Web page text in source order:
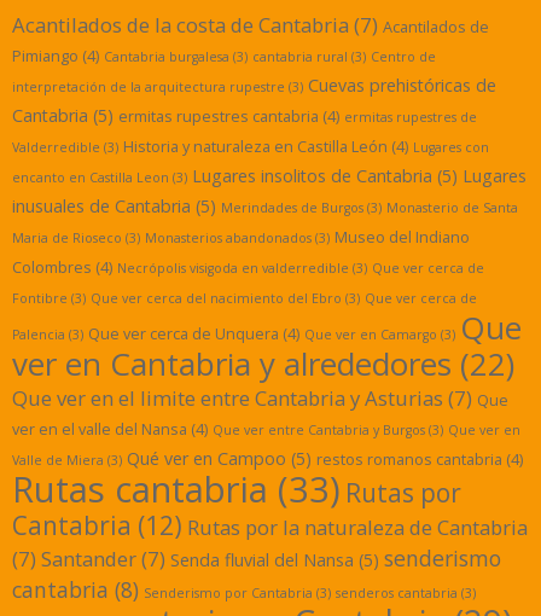
Acantilados de la costa de Cantabria (7) Acantilados de
Pimiango (4) Cantabria burgalesa (3) cantabria rural (3) Centro de
interpretación de la arquitectura rupestre (3) Cuevas prehistóricas de
Cantabria (5) ermitas rupestres cantabria (4) ermitas rupestres de
Valderredible (3) Historia y naturaleza en Castilla León (4) Lugares con
encanto en Castilla Leon (3) Lugares insolitos de Cantabria (5) Lugares
inusuales de Cantabria (5) Merindades de Burgos (3) Monasterio de Santa
Maria de Rioseco (3) Monasterios abandonados (3) Museo del Indiano
Colombres (4) Necrópolis visigoda en valderredible (3) Que ver cerca de
Fontibre (3) Que ver cerca del nacimiento del Ebro (3) Que ver cerca de
Palencia (3) Que ver cerca de Unquera (4) Que ver en Camargo (3) Que
ver en Cantabria y alrededores (22)
Que ver en el limite entre Cantabria y Asturias (7) Que
ver en el valle del Nansa (4) Que ver entre Cantabria y Burgos (3) Que ver en
Valle de Miera (3) Qué ver en Campoo (5) restos romanos cantabria (4)
Rutas cantabria (33) Rutas por
Cantabria (12) Rutas por la naturaleza de Cantabria
(7) Santander(7) Senda fluvial del Nansa (5) senderismo
cantabria (8) Senderismo por Cantabria (3) senderos cantabria (3)